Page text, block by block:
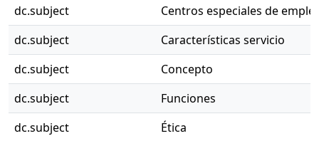
dc.subject
Centros especiales de
dc.subject
Características servicio
dc.subject
Concepto
dc.subject
Funciones
dc.subject
Ética